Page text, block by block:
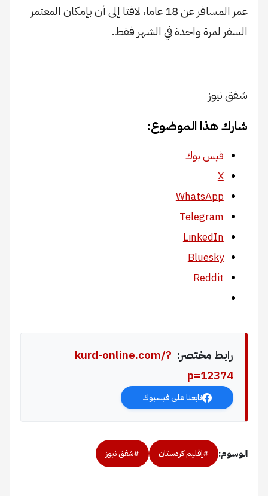
عمر المسافر عن 18 عاما، لافتا إلى أن بإمكان المعتمر
السفر لمرة واحدة في الشهر فقط.
شفق نيوز
شارك هذا الموضوع:
فيس بوك
X
WhatsApp
Telegram
LinkedIn
Bluesky
Reddit
رابط مختصر: kurd-online.com/?
p=12374
تابعنا على فيسبوك
الوسوم: #إقليم كردستان #شفق نيوز